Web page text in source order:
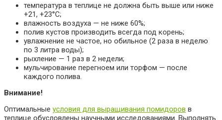
температура в теплице не должна быть выше или ниже
+21, +23°C;
влажность воздуха — не ниже 60%;
полив кустов производить всегда под корень;
увлажнение не частое, но обильное (2 раза в неделю
по 3 литра воды);
рыхление — 1 раз в 2 недели;
мульчирование перегноем или торфом — после
каждого полива.
Внимание!
Оптимальные условия для выращивания помидоров в
теплице обусловлены научными исследованиями. Выполнять